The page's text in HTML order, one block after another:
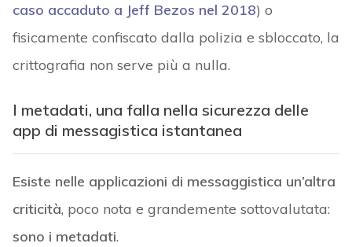
caso accaduto a Jeff Bezos nel 2018) o
fisicamente confiscato dalla polizia e sbloccato, la
crittografia non serve più a nulla.
I metadati, una falla nella sicurezza delle
app di messagistica istantanea
Esiste nelle applicazioni di messaggistica un’altra
criticità, poco nota e grandemente sottovalutata:
sono i metadati.